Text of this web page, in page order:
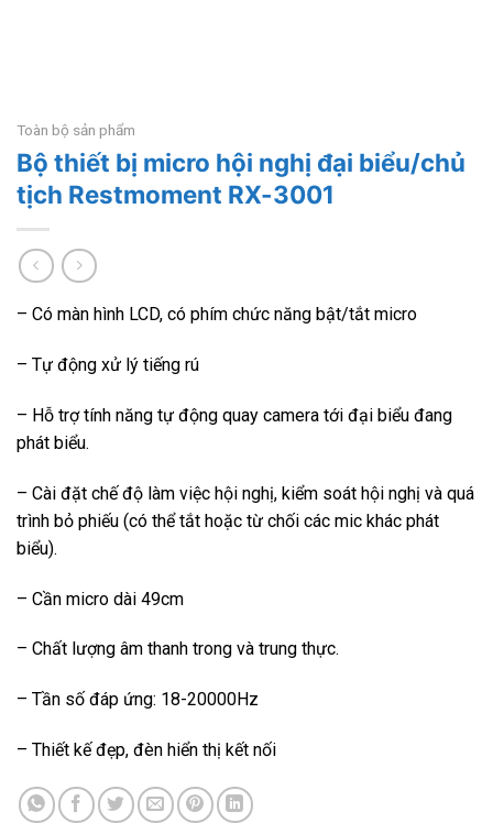
Toàn bộ sản phẩm
Bộ thiết bị micro hội nghị đại biểu/chủ
tịch Restmoment RX-3001
– Có màn hình LCD, có phím chức năng bật/tắt micro
– Tự động xử lý tiếng rú
– Hỗ trợ tính năng tự động quay camera tới đại biểu đang
phát biểu.
– Cài đặt chế độ làm việc hội nghị, kiểm soát hội nghị và quá
trình bỏ phiếu (có thể tắt hoặc từ chối các mic khác phát
biểu).
– Cần micro dài 49cm
– Chất lượng âm thanh trong và trung thực.
– Tần số đáp ứng: 18-20000Hz
– Thiết kế đẹp, đèn hiển thị kết nối